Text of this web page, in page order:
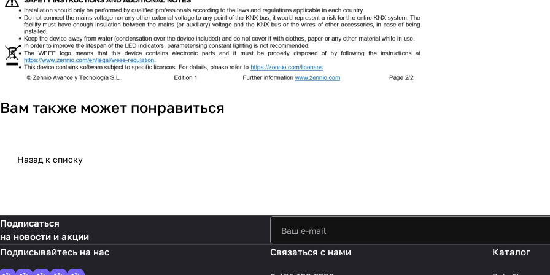
Вам также может понравиться
Назад к списку
Подписаться
на новости и акции
Связаться с нами
Каталог